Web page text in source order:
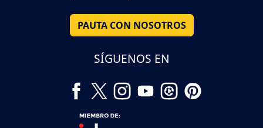
PAUTA CON NOSOTROS
SÍGUENOS EN